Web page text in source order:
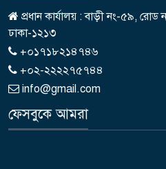
প্রধান কার্যালয় : বাড়ী নং-৫৯, রোড
ঢাকা-১২১৩
+০১৭১৮২১৪৭৪৬
+০২-২২২২৭৫৭৪৪
info@gmail.com
ফেসবুকে আমরা